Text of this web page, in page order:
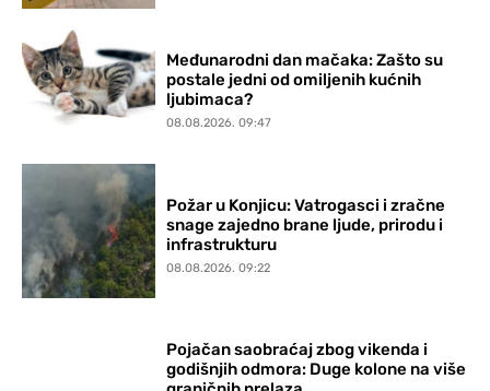
Međunarodni dan mačaka: Zašto su
postale jedni od omiljenih kućnih
ljubimaca?
08.08.2026. 09:47
Požar u Konjicu: Vatrogasci i zračne
snage zajedno brane ljude, prirodu i
infrastrukturu
08.08.2026. 09:22
Pojačan saobraćaj zbog vikenda i
godišnjih odmora: Duge kolone na više